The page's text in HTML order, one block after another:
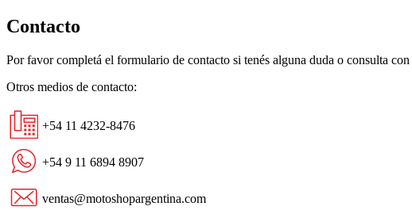
Contacto
Por favor completá el formulario de contacto si tenés alguna duda o consulta
Otros medios de contacto:
+54 11 4232-8476
+54 9 11 6894 8907
ventas@motoshopargentina.com